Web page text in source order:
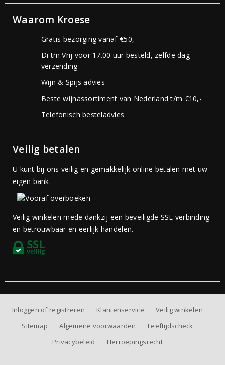
Waarom Kroese
Gratis bezorging vanaf €50,-
Di tm Vrij voor 17.00 uur besteld, zelfde dag
verzending
Wijn & Spijs advies
Beste wijnassortiment van Nederland t/m €10,-
Telefonisch besteladvies
Veilig betalen
U kunt bij ons veilig en gemakkelijk online betalen met uw
eigen bank.
Veilig winkelen mede dankzij een beveiligde SSL verbinding
en betrouwbaar en eerlijk handelen.
Inloggen of registreren Klantenservice
Veilig winkelen
Sitemap
Algemene voorwaarden
Leeftijdscheck
Privacybeleid
Herroepingsrecht